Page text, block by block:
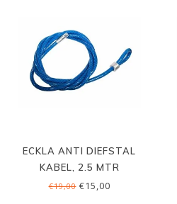
ECKLA ANTI DIEFSTAL
KABEL, 2.5 MTR
€19,00€15,00